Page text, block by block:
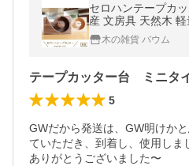
セロハンテープカ
産 文房具 天然木 軽
れ ナチュラル かわ
運び インテリア
木の雑貨 バウム
テープカッター台 ミニタ
5
GWだから発送は、GW明けか
ていただき、到着し、使用しま
ありがとうございました〜